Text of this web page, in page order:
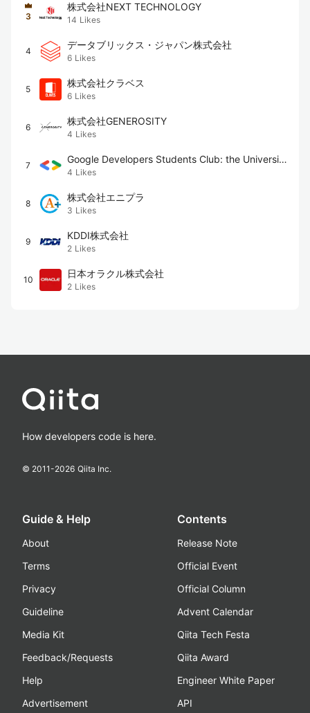
3
株式会社NEXT TECHNOLOGY
14 Likes
4
データブリックス・ジャパン株式会社
6 Likes
5
株式会社クラベス
6 Likes
6
株式会社GENEROSITY
4 Likes
7
Google Developers Students Club: the University
of Tokyo
4 Likes
8
株式会社エニプラ
3 Likes
9
KDDI株式会社
2 Likes
10
日本オラクル株式会社
2 Likes
How developers code is here.
© 2011-2026 Qiita Inc.
Guide & Help
About
Terms
Privacy
Guideline
Media Kit
Feedback/Requests
Help
Advertisement
Contents
Release Note
Official Event
Official Column
Advent Calendar
Qiita Tech Festa
Qiita Award
Engineer White Paper
API